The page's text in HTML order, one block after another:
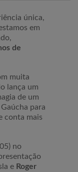
única,
em
de
muita
lança um
de um
para
conta mais
no
e Roger